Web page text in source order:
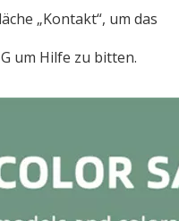
„Kontakt“, um das
um Hilfe zu bitten.